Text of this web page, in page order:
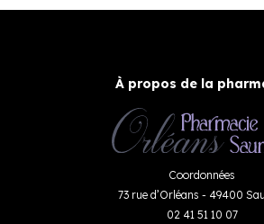
À propos de la
Coordonnées
73 rue d’Orléans - 49400
02 41 51 10 07